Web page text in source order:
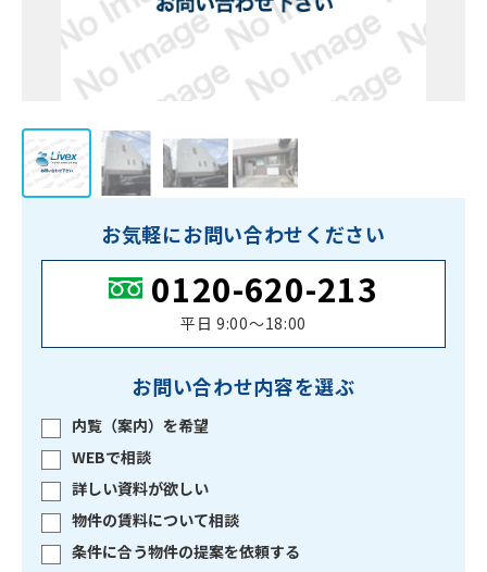
お気軽にお問い合わせください
0120-620-213
平日 9:00〜18:00
お問い合わせ内容を選ぶ
内覧（案内）を希望
WEBで相談
詳しい資料が欲しい
物件の賃料について相談
条件に合う物件の提案を依頼する